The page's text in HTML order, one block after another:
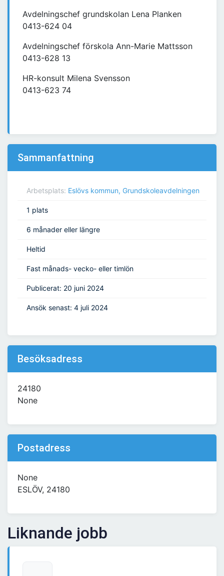
Avdelningschef grundskolan Lena Planken
0413-624 04
Avdelningschef förskola Ann-Marie Mattsson
0413-628 13
HR-konsult Milena Svensson
0413-623 74
Sammanfattning
Arbetsplats: Eslövs kommun, Grundskoleavdelningen
1 plats
6 månader eller längre
Heltid
Fast månads- vecko- eller timlön
Publicerat: 20 juni 2024
Ansök senast: 4 juli 2024
Besöksadress
24180
None
Postadress
None
ESLÖV, 24180
Liknande jobb